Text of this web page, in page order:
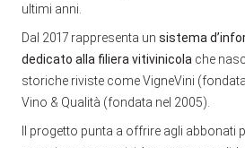
ultimi anni.
Dal 2017 rappresenta un sistema
dedicato alla filiera vitivinicola che
storiche riviste come VigneVini (fondata
Vino & Qualità (fondata nel 2005).
Il progetto punta a offrire agli abbonati